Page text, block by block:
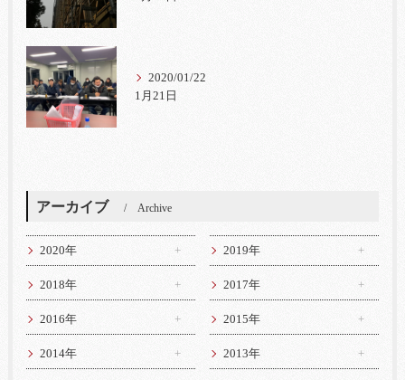
2020/01/22
1月21日
アーカイブ Archive
2020年 2019年
2018年 2017年
2016年 2015年
2014年 2013年